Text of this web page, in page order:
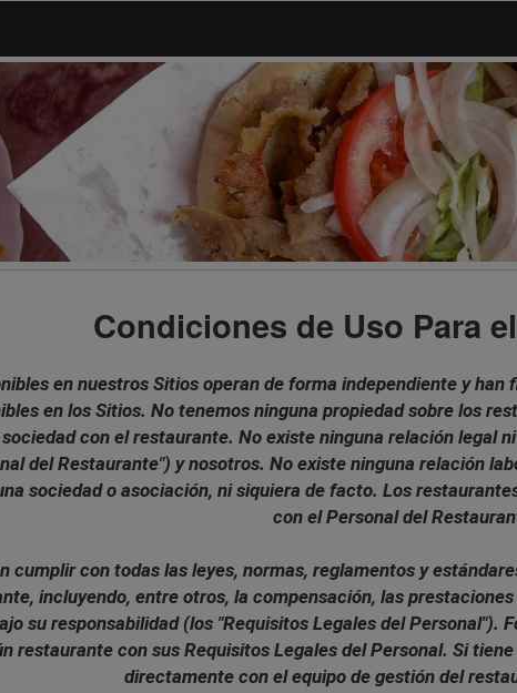
Condiciones de Uso Para
en nuestros Sitios operan de forma independiente y
en los Sitios. No tenemos ninguna propiedad sobre los
con el restaurante. No existe ninguna relación legal
del Restaurante") y nosotros. No existe ninguna relación
sociedad o asociación, ni siquiera de facto. Los
con el Personal del
cumplir con todas las leyes, normas, reglamentos y
incluyendo, entre otros, la compensación, las
su responsabilidad (los "Requisitos Legales del Personal").
restaurante con sus Requisitos Legales del Personal. Si
directamente con el equipo de gestión del